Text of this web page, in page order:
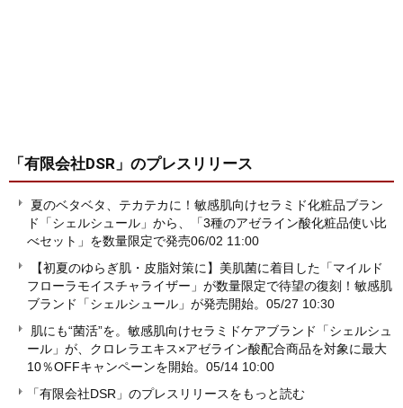
「有限会社DSR」 のプレスリリース
夏のベタベタ、テカテカに！敏感肌向けセラミド化粧品ブラン
ド「シェルシュール」から、「3種のアゼライン酸化粧品使い比
べセット」を数量限定で発売06/02 11:00
【初夏のゆらぎ肌・皮脂対策に】美肌菌に着目した「マイルド
フローラモイスチャライザー」が数量限定で待望の復刻！敏感肌
ブランド「シェルシュール」が発売開始。 05/27 10:30
肌にも“菌活”を。敏感肌向けセラミドケアブランド「シェルシュ
ール」が、クロレラエキス×アゼライン酸配合商品を対象に最大
10％OFFキャンペーンを開始。 05/14 10:00
「有限会社DSR」のプレスリリースをもっと読む